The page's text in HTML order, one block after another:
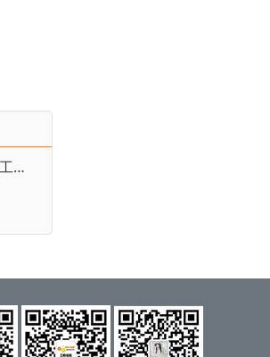
▪ 尼得科驱动（CT）参展第25届中国国际工业博览会（CIIF 2025）